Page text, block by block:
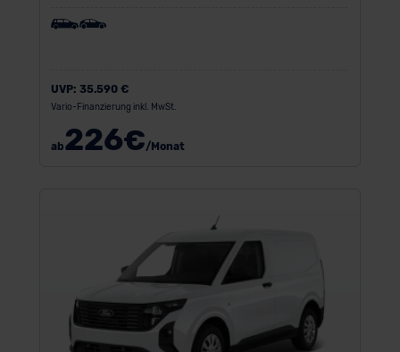
UVP: 35.590 €
Vario-Finanzierung inkl. MwSt.
ab226€/Monat